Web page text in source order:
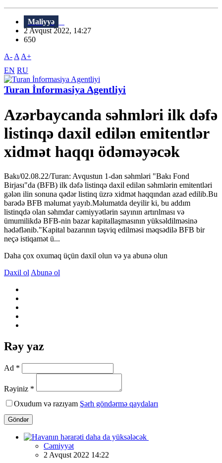
Maliyyə
2 Avqust 2022, 14:27
650
A- A A+
EN RU
Turan İnformasiya Agentliyi
Azərbaycanda səhmləri ilk dəfə
listinqə daxil edilən emitentlər
xidmət haqqı ödəməyəcək
Bakı/02.08.22/Turan: Avqustun 1-dən səhmləri "Bakı Fond
Birjası"da (BFB) ilk dəfə listinqə daxil edilən səhmlərin emitentləri
gələn ilin sonuna qədər listinq üzrə xidmət haqqından azad edilib.Bu
barədə BFB məlumat yayıb.Məlumatda deyilir ki, bu addım
listinqdə olan səhmdar cəmiyyətlərin sayının artırılması və
ümumilikdə BFB-nin bazar kapitallaşmasının yüksəldilməsinə
hədəflənib."Kapital bazarının təşviq edilməsi məqsədilə BFB bir
neçə istiqamət ü...
Daha çox oxumaq üçün daxil olun və ya abunə olun
Daxil ol Abunə ol
Rəy yaz
Ad *
Rəyiniz *
Oxudum və razıyam Şərh göndərmə qaydaları
Göndər
Cəmiyyət
2 Avqust 2022 14:22